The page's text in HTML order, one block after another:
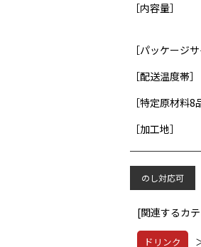
［内容量］
［パッケージサ
［配送温度帯］
［特定原材料8
［加工地］
のし対応可
[関連するカ
ドリンク